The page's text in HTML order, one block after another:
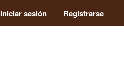
Iniciar sesión Registrarse